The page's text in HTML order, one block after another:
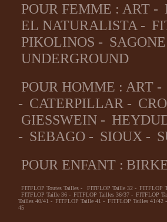
POUR FEMME : ART -
EL NATURALISTA -
PIKOLINOS - SAGONE
UNDERGROUND
POUR HOMME : ART -
- CATERPILLAR -
GIESSWEIN -
- SEBAGO - SIOUX -
POUR ENFANT :
FITFLOP Toutes Tailles - FITFLOP Taille 32 - FITFLOP
FITFLOP Taille 36 - FITFLOP Tailles 36/37 - FITFLOP
Tailles 40/41 - FITFLOP Taille 41 - FITFLOP Tailles 41/42 -
45